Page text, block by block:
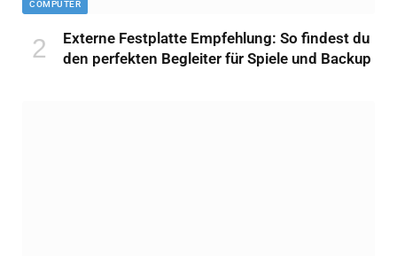
COMPUTER
Externe Festplatte Empfehlung: So findest du
den perfekten Begleiter für Spiele und Backup